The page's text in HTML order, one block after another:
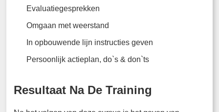
Evaluatiegesprekken
Omgaan met weerstand
In opbouwende lijn instructies geven
Persoonlijk actieplan, do`s & don`ts
Resultaat Na De Training